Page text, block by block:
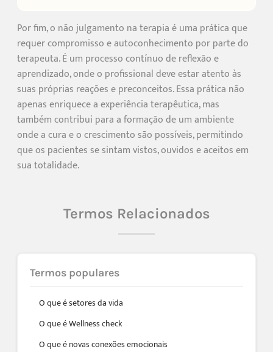
Por fim, o não julgamento na terapia é uma prática que
requer compromisso e autoconhecimento por parte do
terapeuta. É um processo contínuo de reflexão e
aprendizado, onde o profissional deve estar atento às
suas próprias reações e preconceitos. Essa prática não
apenas enriquece a experiência terapêutica, mas
também contribui para a formação de um ambiente
onde a cura e o crescimento são possíveis, permitindo
que os pacientes se sintam vistos, ouvidos e aceitos em
sua totalidade.
Termos Relacionados
Termos populares
O que é setores da vida
O que é Wellness check
O que é novas conexões emocionais